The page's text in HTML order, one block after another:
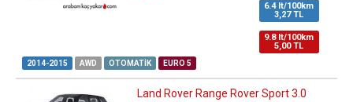
6.4 lt/100km
3,27 TL
9.8 lt/100km
5,00 TL
2014-2015 AWD OTOMATIK EURO 5
Land Rover Range Rover Sport 3.0